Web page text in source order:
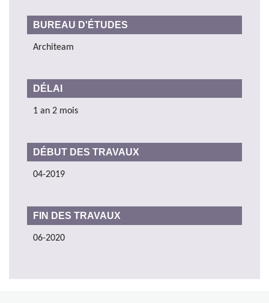
BUREAU D'ÉTUDES
Architeam
DÉLAI
1 an 2 mois
DÉBUT DES TRAVAUX
04-2019
FIN DES TRAVAUX
06-2020